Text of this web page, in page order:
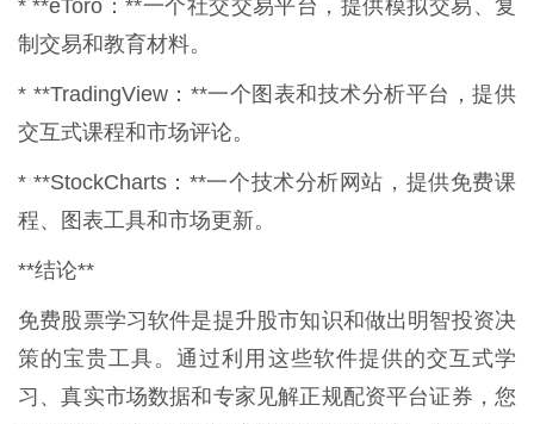
* **eToro：**一个社交交易平台，提供模拟交易、复
制交易和教育材料。
* **TradingView：**一个图表和技术分析平台，提供
交互式课程和市场评论。
* **StockCharts：**一个技术分析网站，提供免费课
程、图表工具和市场更新。
**结论**
免费股票学习软件是提升股市知识和做出明智投资决
策的宝贵工具。通过利用这些软件提供的交互式学
习、真实市场数据和专家见解正规配资平台证券，您